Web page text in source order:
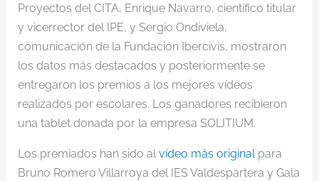
Proyectos del CITA, Enrique Navarro, científico titular
y vicerrector del IPE, y Sergio Ondiviela,
comunicación de la Fundación Ibercivis, mostraron
los datos más destacados y posteriormente se
entregaron los premios a los mejores vídeos
realizados por escolares. Los ganadores recibieron
una tablet donada por la empresa SOLITIUM.
Los premiados han sido alvídeo más originalpara
Bruno Romero Villarroya del IES Valdespartera y Gala